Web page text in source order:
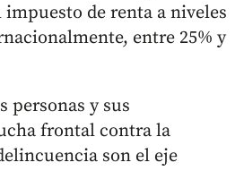
de renta a niveles
entre 25% y
personas y sus
frontal contra la
son el eje